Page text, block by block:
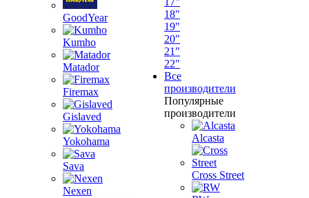
GoodYear
Kumho
Matador
Firemax
Gislaved
Yokohama
Sava
Nexen
18"
19"
20"
21"
22"
Все
производители
Популярные
производители
Alcasta
Cross Street